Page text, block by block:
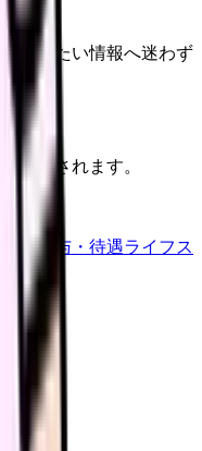
知りたい情報へ迷わず
記録されます。
環境給与・待遇ライフス
イプ